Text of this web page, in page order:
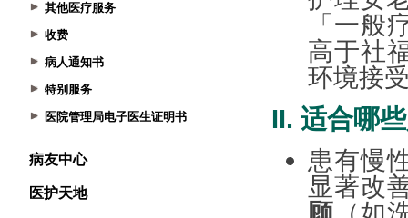
其他医疗服务
收费
病人通知书
特别服务
医院管理局电子医生证明书
病友中心
医护天地